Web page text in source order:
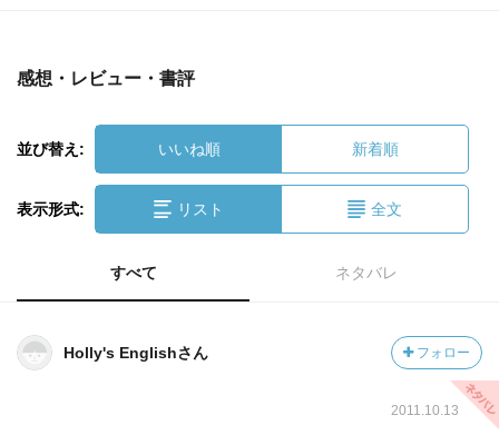
感想・レビュー・書評
並び替え: いいね順 新着順
表示形式: リスト 全文
すべて ネタバレ
Holly's Englishさん フォロー
2011.10.13